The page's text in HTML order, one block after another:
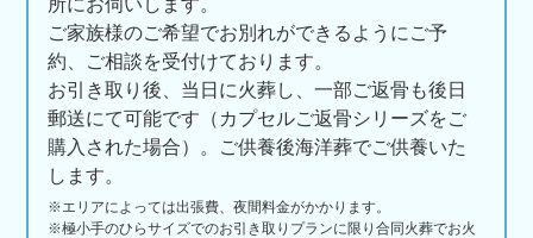
ご家族様のご希望でお別れができるようにご予
約、ご相談を受付けております。
お引き取り後、当日に火葬し、一部ご返骨も後日
郵送にて可能です（カプセルご返骨シリーズをご
購入された場合）。ご供養後海洋葬でご供養いた
します。
※エリアによっては出張費、夜間料金がかかります。
※極小手のひらサイズでのお引き取りプランに限り合同火葬でお火